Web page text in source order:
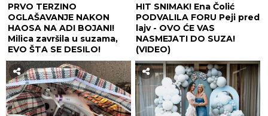
PRVO TERZINO
OGLAŠAVANJE NAKON
HAOSA NA ADI BOJANI!
Milica završila u suzama,
EVO ŠTA SE DESILO!
HIT SNIMAK! Ena Čolić
PODVALILA FORU Peji pred
lajv - OVO ĆE VAS
NASMEJATI DO SUZA!
(VIDEO)